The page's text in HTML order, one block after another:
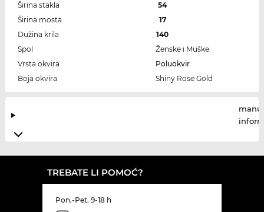
Širina stakla
54
Širina mosta
17
Dužina krila
140
Spol
Ženske i Muške
Vrsta okvira
Poluokvir
Boja okvira
Shiny Rose Gold
TREBATE LI POMOĆ?
Pon.-Pet. 9-18 h